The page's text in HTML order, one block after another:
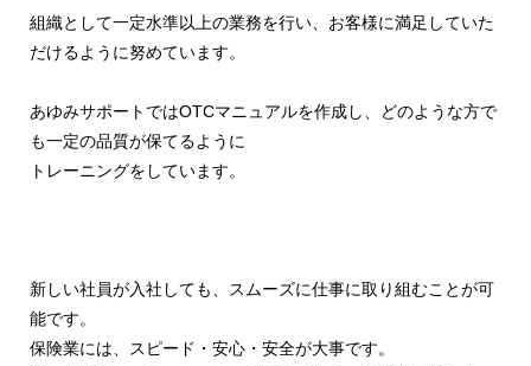
組織として一定水準以上の業務を行い、お客様に満足していた
だけるように努めています。
あゆみサポートではOTCマニュアルを作成し、どのような方で
も一定の品質が保てるように
トレーニングをしています。
新しい社員が入社しても、スムーズに仕事に取り組むことが可
能です。
保険業には、スピード・安心・安全が大事です。